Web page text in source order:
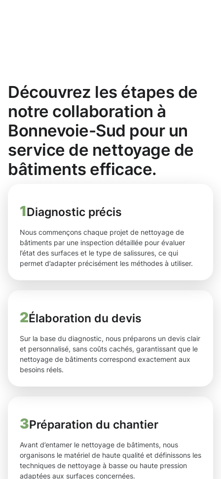
Découvrez les étapes de
notre collaboration à
Bonnevoie-Sud pour un
service de nettoyage de
bâtiments efficace.
1Diagnostic précis
Nous commençons chaque projet de nettoyage de
bâtiments par une inspection détaillée pour évaluer
l’état des surfaces et le type de salissures, ce qui
permet d’adapter précisément les méthodes à utiliser.
2Élaboration du devis
Sur la base du diagnostic, nous préparons un devis clair
et personnalisé, sans coûts cachés, garantissant que le
nettoyage de bâtiments correspond exactement aux
besoins réels.
3Préparation du chantier
Avant d’entamer le nettoyage de bâtiments, nous
organisons le matériel de haute qualité et définissons les
techniques de nettoyage à basse ou haute pression
adaptées aux surfaces concernées.